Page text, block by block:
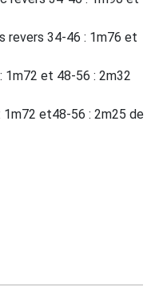
revers 34-46 : 1m76 et
1m72 et 48-56 : 2m32
1m72 et48-56 : 2m25 de